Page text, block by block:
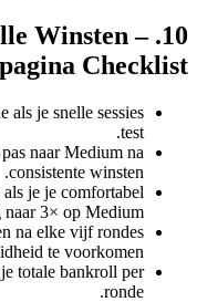
Winsten –
Checklist
je snelle sessies
test.
naar Medium na
consistente winsten.
je je comfortabel
3× op Medium.
na elke vijf rondes
te voorkomen.
totale bankroll per
ronde.